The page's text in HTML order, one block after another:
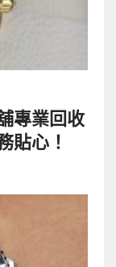
專業回收
貼心！